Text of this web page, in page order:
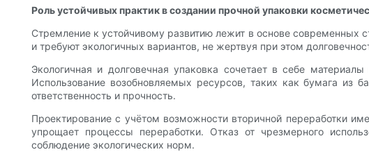
Роль устойчивых практик в создании прочной упаковки
Стремление к устойчивому развитию лежит в основе современных
и требуют экологичных вариантов, не жертвуя при этом
Экологичная и долговечная упаковка сочетает в себе
Использование возобновляемых ресурсов, таких как бумага из
ответственность и прочность.
Проектирование с учётом возможности вторичной переработки
упрощает процессы переработки. Отказ от чрезмерного
соблюдение экологических норм.